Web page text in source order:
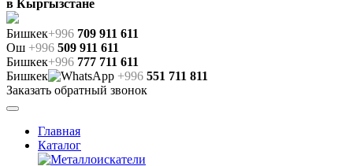
в Кыргызстане
Бишкек+996 709 911 611
Ош +996 509 911 611
Бишкек+996 777 711 611
Бишкек
+996 551 711 811
Заказать обратный звонок
Главная
Каталог